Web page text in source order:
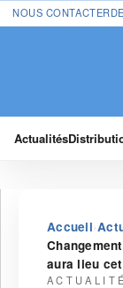
NOUS CONTACTER
Actualités
Accueil›
aura lieu